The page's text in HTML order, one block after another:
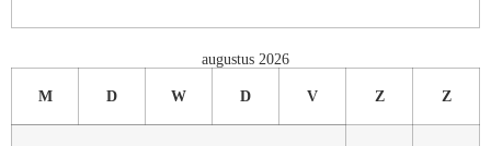
augustus 2026
M D W D V Z Z